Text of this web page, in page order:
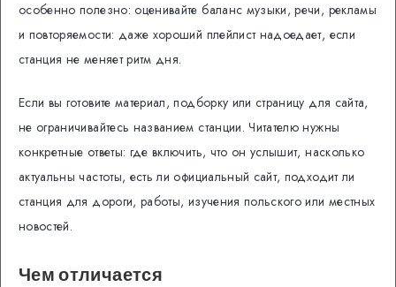
особенно полезно: оценивайте баланс музыки, речи, рекламы
и повторяемости: даже хороший плейлист надоедает, если
станция не меняет ритм дня.
Если вы готовите материал, подборку или страницу для сайта,
не ограничивайтесь названием станции. Читателю нужны
конкретные ответы: где включить, что он услышит, насколько
актуальны частоты, есть ли официальный сайт, подходит ли
станция для дороги, работы, изучения польского или местных
новостей.
Чем отличается